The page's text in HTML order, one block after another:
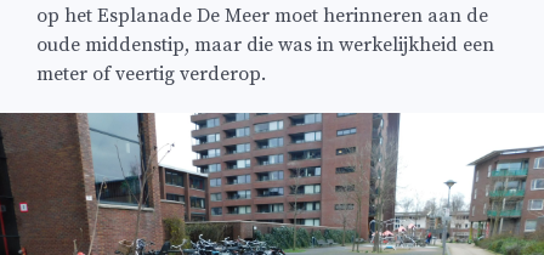
op het Esplanade De Meer moet herinneren aan de
oude middenstip, maar die was in werkelijkheid een
meter of veertig verderop.